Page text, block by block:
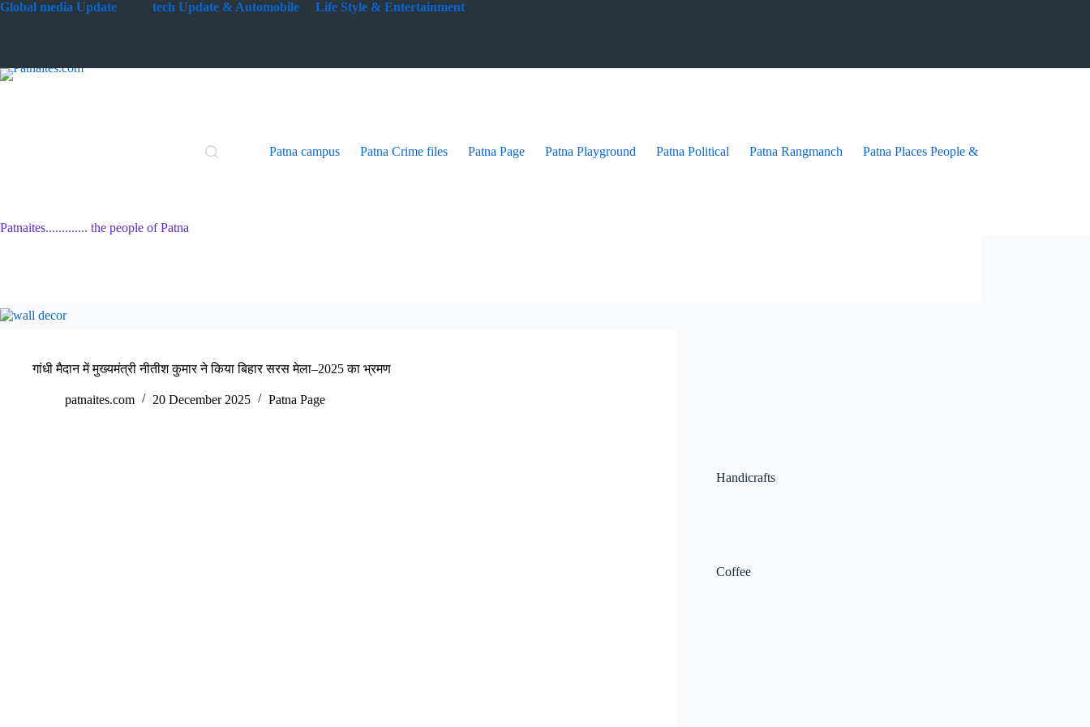
Skip
Global media Update tech Update & Automobile Life Style & Entertainment
Patnaites............. the people of Patna
Patna campus Patna Crime files Patna Page Patna Playground Patna Political Patna Rangmanch Patna Places People & festives
गांधी मैदान में मुख्यमंत्री नीतीश कुमार ने किया बिहार सरस मेला–2025 का भ्रमण
patnaites.com 20 December 2025 Patna Page
Handicrafts
Coffee